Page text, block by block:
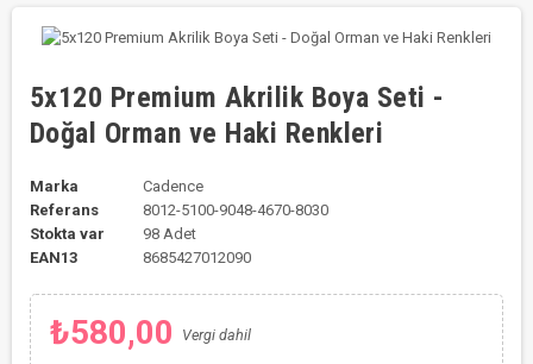
5x120 Premium Akrilik Boya Seti -
Doğal Orman ve Haki Renkleri
Marka
Cadence
Referans
8012-5100-9048-4670-8030
Stokta var
98 Adet
EAN13
8685427012090
₺580,00 Vergi dahil